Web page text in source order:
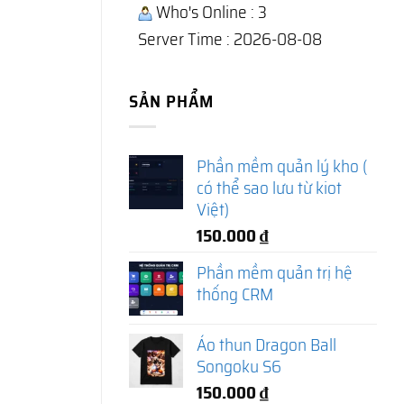
Who's Online : 3
Server Time : 2026-08-08
SẢN PHẨM
Phần mềm quản lý kho (
có thể sao lưu từ kiot
Việt)
150.000₫
Phần mềm quản trị hệ
thống CRM
Áo thun Dragon Ball
Songoku S6
150.000₫